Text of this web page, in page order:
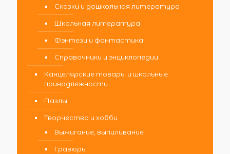
Сказки и дошкольная литература
Школьная литература
Фэнтези и фантастика
Справочники и энциклопедии
Канцелярские товары и школьные
принадлежности
Пазлы
Творчество и хобби
Выжигание, выпиливание
Гравюры